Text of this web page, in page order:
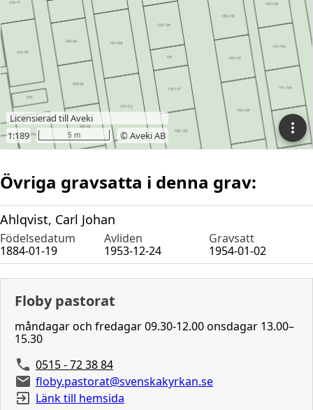
Övriga gravsatta i denna grav:
Ahlqvist, Carl Johan
Födelsedatum Avliden
Gravsatt
1884-01-19
1953-12-24 1954-01-02
Floby pastorat
måndagar och fredagar 09.30-12.00 onsdagar 13.00–
15.30
0515 - 72 38 84
floby.pastorat@svenskakyrkan.se
Länk till hemsida